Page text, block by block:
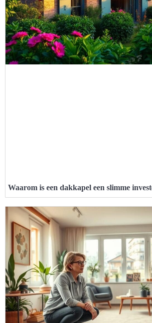
Waarom is een dakkapel een slimme